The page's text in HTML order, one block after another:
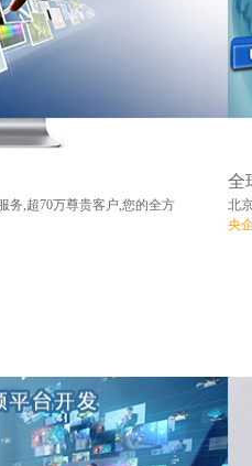
务,超70万尊贵客户,您的全方
全
北
央